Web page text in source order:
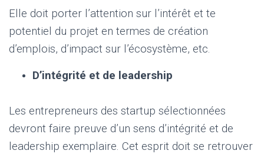
Elle doit porter l’attention sur l’intérêt et te
potentiel du projet en termes de création
d’emplois, d’impact sur l’écosystème, etc.
D’intégrité et de leadership
Les entrepreneurs des startup sélectionnées
devront faire preuve d’un sens d’intégrité et de
leadership exemplaire. Cet esprit doit se retrouver